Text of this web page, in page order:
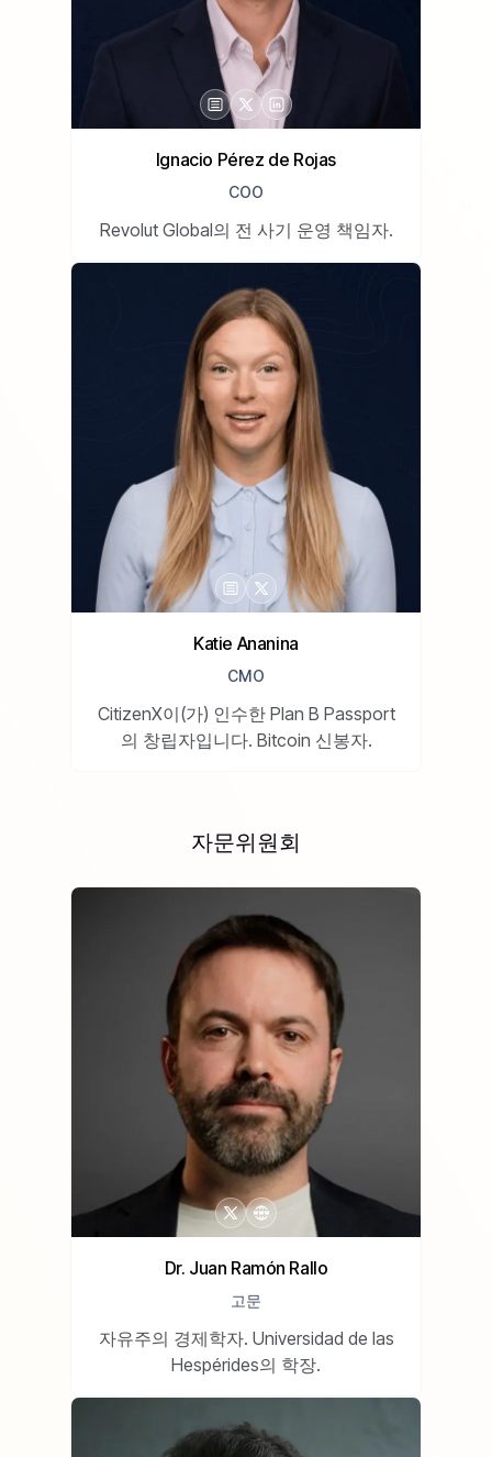
Ignacio Pérez de Rojas
COO
Revolut Global의 전 사기 운영 책임자.
Katie Ananina
CMO
CitizenX이(가) 인수한 Plan B Passport
의 창립자입니다. Bitcoin 신봉자.
자문위원회
Dr. Juan Ramón Rallo
고문
자유주의 경제학자. Universidad de las
Hespérides의 학장.